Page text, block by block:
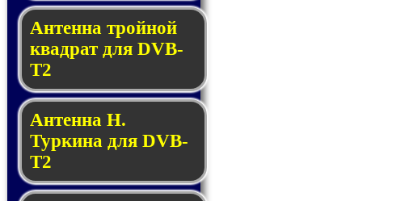
Антенна тройной
квад­рат для DVB-
T2
Антенна Н.
Туркина для DVB-
T2